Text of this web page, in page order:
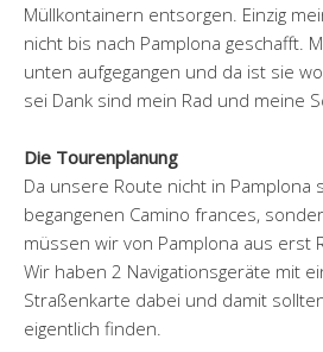
Müllkontainern entsorgen. Einzig
nicht bis nach Pamplona geschafft.
unten aufgegangen und da ist sie
sei Dank sind mein Rad und meine
Die Tourenplanung
Da unsere Route nicht in Pamplona
begangenen Camino frances,
müssen wir von Pamplona aus erst
Wir haben 2 Navigationsgeräte mit
Straßenkarte dabei und damit
eigentlich finden.